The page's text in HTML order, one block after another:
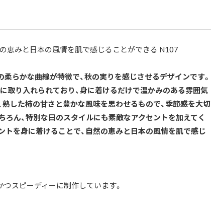
恵みと日本の風情を肌で感じることができる N107
らかな曲線が特徴で、秋の実りを感じさせるデザインです。
取り入れられており、身に着けるだけで温かみのある雰囲気
した柿の甘さと豊かな風味を思わせるもので、季節感を大切
ろん、特別な日のスタイルにも素敵なアクセントを加えてく
トを身に着けることで、自然の恵みと日本の風情を肌で感じ
スピーディーに制作しています。